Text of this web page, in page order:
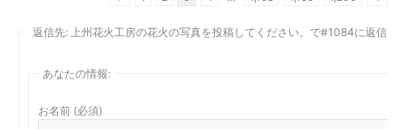
返信先: 上州花火工房の花火の写真を投稿してください。で#1084に返信
あなたの情報:
お名前 (必須)